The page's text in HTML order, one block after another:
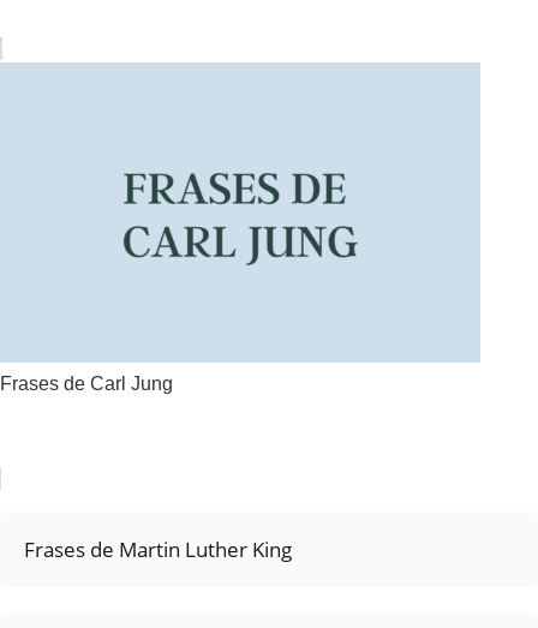
Frases de Carl Jung
Frases de Martin Luther King